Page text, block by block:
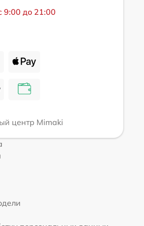
9:00 до 21:00
центр Mimaki